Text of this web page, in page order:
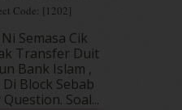
Code: [1202]
Semasa Cik
Transfer Duit
Bank Islam ,
Block Sebab
Soal...